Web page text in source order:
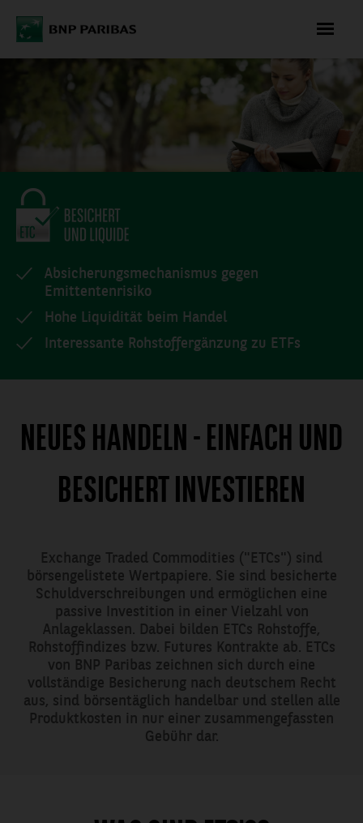
WAS
KÖNNEN WIR
FÜR SIE
69/596 736
06
Montag bis
Freitag 08:00 -
per Post
Deutschland
Exchange
Traded Products
Senckenberganlage
19
60325 Frankfurt
am Main,
Deutschland
Absicherungsmechanismus gegen
Emittentenrisiko
Hohe Liquidität beim Handel
Interessante Rohstoffergänzung zu ETFs
NEUES HANDELN - EINFACH UND
BESICHERT INVESTIEREN
Exchange Traded Commodities ("ETCs") sind
börsengelistete Wertpapiere. Sie sind besicherte
Schuldverschreibungen und ermöglichen eine
passive Investition in einer Vielzahl von
Anlageklassen. Dabei bilden ETCs Rohstoffe,
Rohstoffindizes bzw. Futures Kontrakte ab. ETCs
von BNP Paribas zeichnen sich durch eine
vollständige Besicherung nach deutschem Recht
aus, sind börsentäglich handelbar und stellen alle
Produktkosten in nur einer zusammengefassten
Gebühr dar.